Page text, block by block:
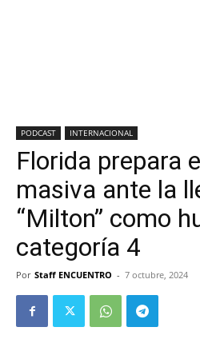
PODCAST INTERNACIONAL
Florida prepara
masiva ante la
“Milton” como
categoría 4
Por Staff ENCUENTRO - 7 octubre, 2024